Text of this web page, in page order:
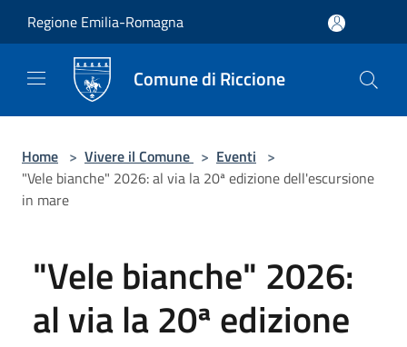
Regione Emilia-Romagna
Comune di Riccione
Home > Vivere il Comune > Eventi >
"Vele bianche" 2026: al via la 20ª edizione dell'escursione
in mare
"Vele bianche" 2026:
al via la 20ª edizione